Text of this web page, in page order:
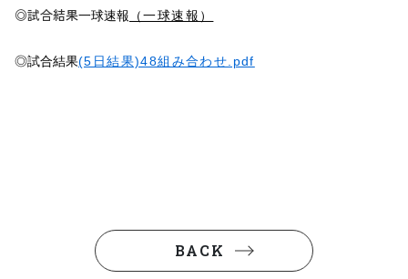
◎試合結果一球速報 （一球速報）
◎試合結果(5日結果)48組み合わせ.pdf
BACK